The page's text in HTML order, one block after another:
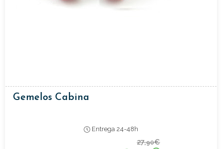
Gemelos Cabina
Entrega 24-48h
27,90€